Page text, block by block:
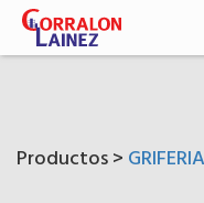
Productos >